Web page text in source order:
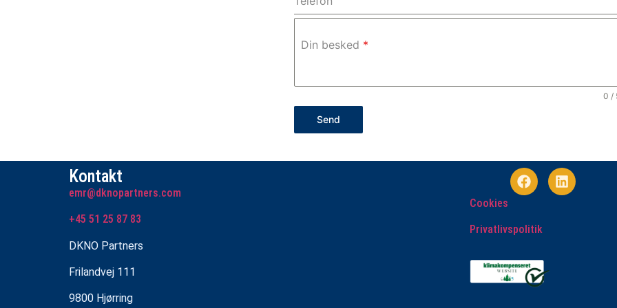
Din besked *
0 /
Send
Kontakt
emr@dknopartners.com
+45 51 25 87 83
DKNO Partners
Frilandvej 111
9800 Hjørring
Cookies
Privatlivspolitik